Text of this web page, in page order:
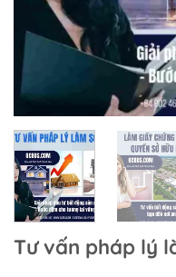
Tư vấn pháp lý